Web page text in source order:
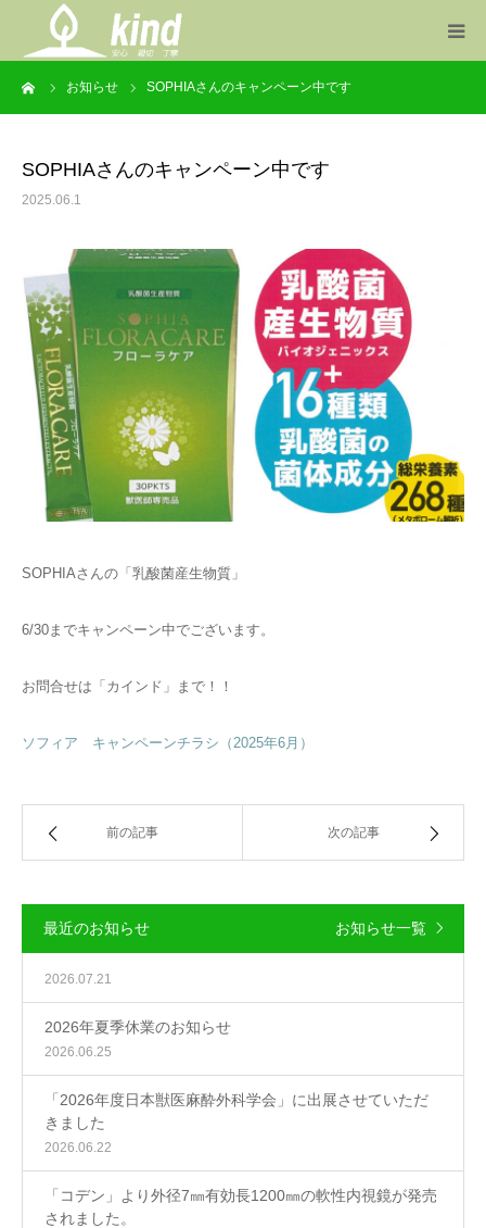
お知らせ SOPHIAさんのキャンペーン中です
SOPHIAさんのキャンペーン中です
2025.06.1
SOPHIAさんの「乳酸菌産生物質」
6/30までキャンペーン中でございます。
お問合せは「カインド」まで！！
ソフィア キャンペーンチラシ（2025年6月）
前の記事 次の記事
最近のお知らせ お知らせ一覧
2026.07.21
2026年夏季休業のお知らせ
2026.06.25
「2026年度日本獣医麻酔外科学会」に出展させていただ
きました
2026.06.22
「コデン」より外径7㎜有効長1200㎜の軟性内視鏡が発売
されました。
事業案内
会社概要
お問い合わせ